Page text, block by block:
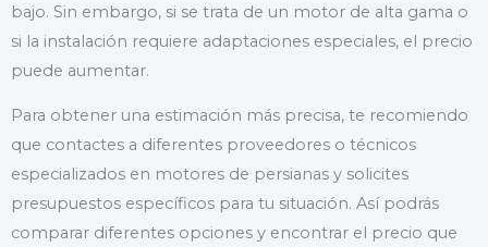
bajo. Sin embargo, si se trata de un motor de alta gama o
si la instalación requiere adaptaciones especiales, el precio
puede aumentar.
Para obtener una estimación más precisa, te recomiendo
que contactes a diferentes proveedores o técnicos
especializados en motores de persianas y solicites
presupuestos específicos para tu situación. Así podrás
comparar diferentes opciones y encontrar el precio que